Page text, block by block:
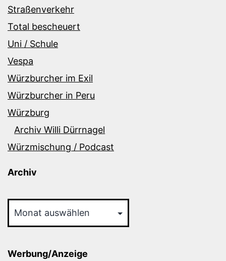
Straßenverkehr
Total bescheuert
Uni / Schule
Vespa
Würzburcher im Exil
Würzburcher in Peru
Würzburg
Archiv Willi Dürrnagel
Würzmischung / Podcast
Archiv
Werbung/Anzeige